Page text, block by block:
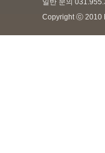
일반 문의
Copyright ⓒ 2010